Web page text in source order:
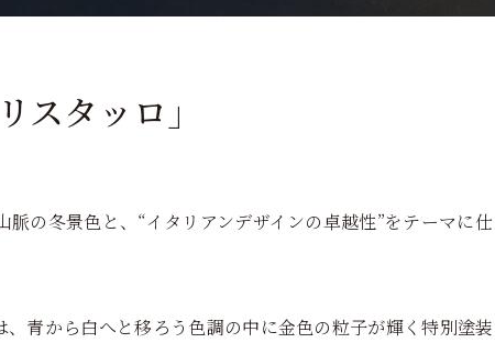
スタッロ」
脈の冬景色と、“イタリアンデザインの卓越性”をテーマに仕
青から白へと移ろう色調の中に金色の粒子が輝く特別塗装